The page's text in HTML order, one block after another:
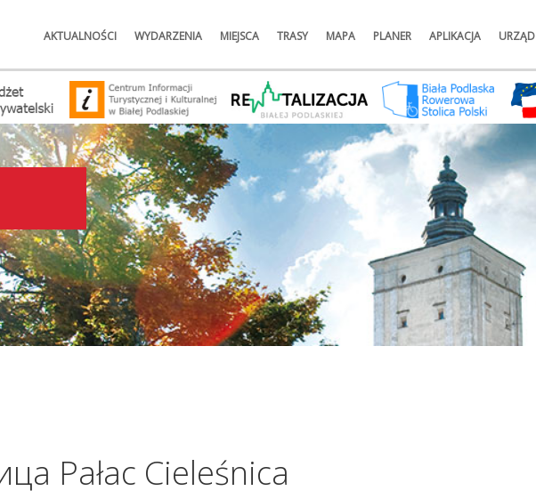
AKTUALNOŚCI WYDARZENIA MIEJSCA TRASY MAPA PLANER APLIKACJA URZĄD
Pałac Cieleśnica